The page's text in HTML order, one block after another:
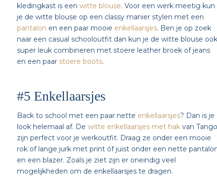
kledingkast is een witte blouse. Voor een werk meetig kun
je de witte blouse op een classy manier stylen met een
pantalon en een paar mooie enkellaarsjes. Ben je op zoek
naar een casual schooloutfit dan kun je de witte blouse ook
super leuk combineren met stoere leather broek of jeans
en een paar stoere boots.
#5 Enkellaarsjes
Back to school met een paar nette enkellaarsjes? Dan is je
look helemaal af. De witte enkellaarsjes met hak van Tango
zijn perfect voor je werkoutfit. Draag ze onder een mooie
rok of lange jurk met print óf juist onder een nette
en een blazer. Zoals je ziet zijn er oneindig veel
mogelijkheden om de enkellaarsjes te dragen.